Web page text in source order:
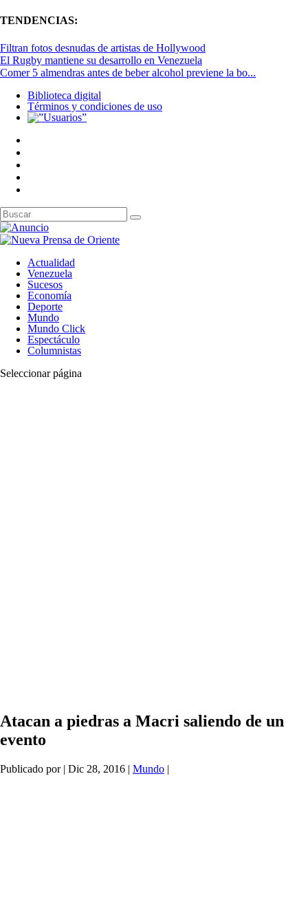
TENDENCIAS:
Filtran fotos desnudas de artistas de Hollywood
El Rugby mantiene su desarrollo en Venezuela
Comer 5 almendras antes de beber alcohol previene la bo...
Biblioteca digital
Términos y condiciones de uso
Actualidad
Venezuela
Sucesos
Economía
Deporte
Mundo
Mundo Click
Espectáculo
Columnistas
Seleccionar página
Atacan a piedras a Macri saliendo de un
evento
Publicado por | Dic 28, 2016 | Mundo |